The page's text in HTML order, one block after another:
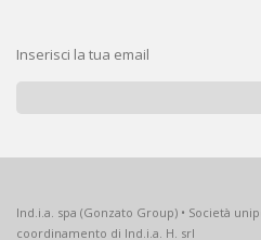
Inserisci la tua email
Newsletter:
Ind.i.a. spa (Gonzato Group) • Società
coordinamento di Ind.i.a. H. srl